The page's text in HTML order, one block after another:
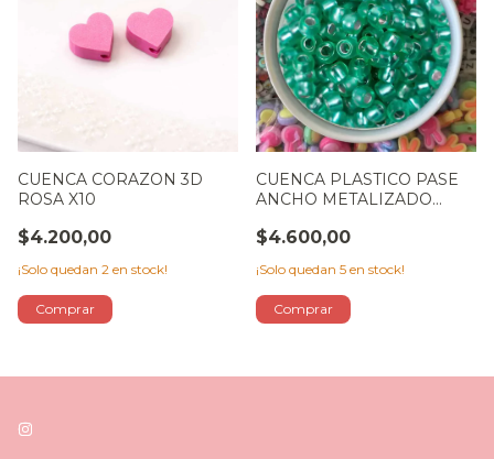
CUENCA CORAZON 3D
ROSA X10
$4.200,00
¡Solo quedan 2 en stock!
CUENCA PLASTICO PASE
ANCHO METALIZADO
$4.600,00
¡Solo quedan 5 en stock!